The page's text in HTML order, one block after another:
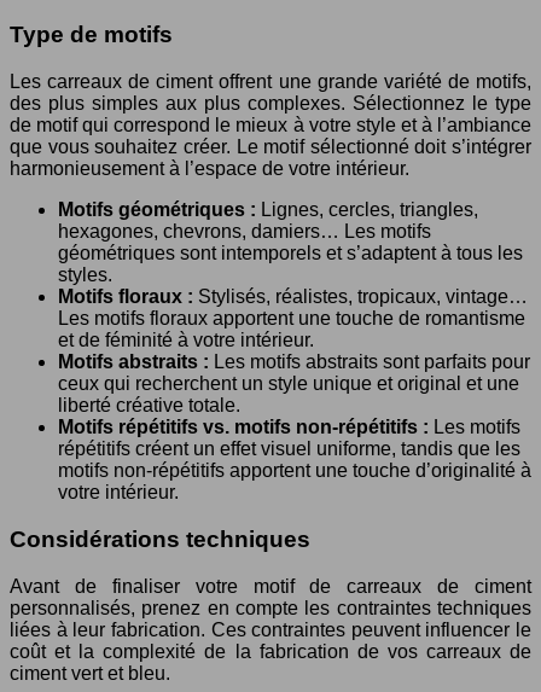
Type de motifs
Les carreaux de ciment offrent une grande variété de motifs,
des plus simples aux plus complexes. Sélectionnez le type
de motif qui correspond le mieux à votre style et à l’ambiance
que vous souhaitez créer. Le motif sélectionné doit s’intégrer
harmonieusement à l’espace de votre intérieur.
Motifs géométriques : Lignes, cercles, triangles,
hexagones, chevrons, damiers… Les motifs
géométriques sont intemporels et s’adaptent à tous les
styles.
Motifs floraux : Stylisés, réalistes, tropicaux, vintage…
Les motifs floraux apportent une touche de romantisme
et de féminité à votre intérieur.
Motifs abstraits : Les motifs abstraits sont parfaits pour
ceux qui recherchent un style unique et original et une
liberté créative totale.
Motifs répétitifs vs. motifs non-répétitifs : Les motifs
répétitifs créent un effet visuel uniforme, tandis que les
motifs non-répétitifs apportent une touche d’originalité à
votre intérieur.
Considérations techniques
Avant de finaliser votre motif de carreaux de ciment
personnalisés, prenez en compte les contraintes techniques
liées à leur fabrication. Ces contraintes peuvent influencer le
coût et la complexité de la fabrication de vos carreaux de
ciment vert et bleu.